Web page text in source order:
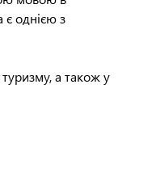
є однією з
а також у